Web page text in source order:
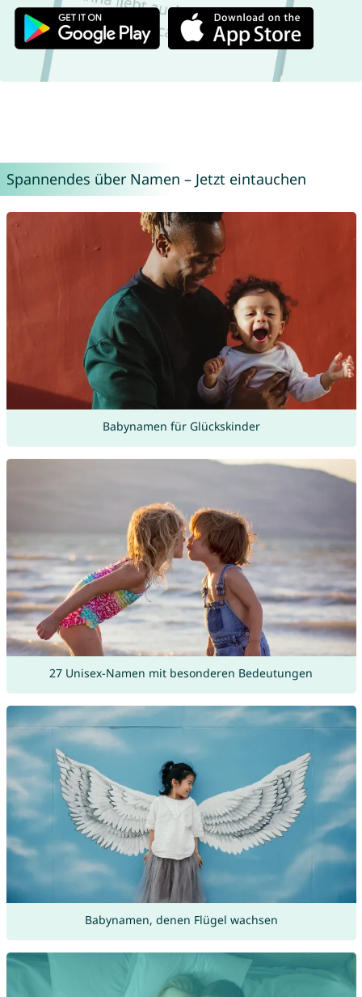
Spannendes über Namen – Jetzt eintauchen
Babynamen für Glückskinder
27 Unisex-Namen mit besonderen Bedeutungen
Babynamen, denen Flügel wachsen